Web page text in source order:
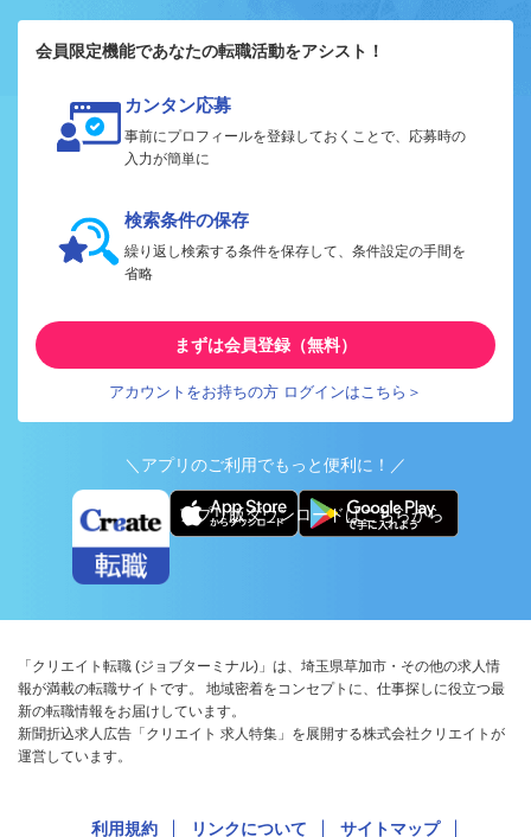
会員限定機能であなたの転職活動をアシスト！
カンタン応募
事前にプロフィールを登録しておくことで、応募時の
入力が簡単に
検索条件の保存
繰り返し検索する条件を保存して、条件設定の手間を
省略
まずは会員登録（無料）
アカウントをお持ちの方 ログインはこちら＞
＼アプリのご利用でもっと便利に！／
アプリ版ダウンロードはこちらから
「クリエイト転職 (ジョブターミナル)」は、埼玉県草加市・その他の求人情
報が満載の転職サイトです。 地域密着をコンセプトに、仕事探しに役立つ最
新の転職情報をお届けしています。
新聞折込求人広告「クリエイト 求人特集」を展開する株式会社クリエイトが
運営しています。
利用規約 リンクについて サイトマップ